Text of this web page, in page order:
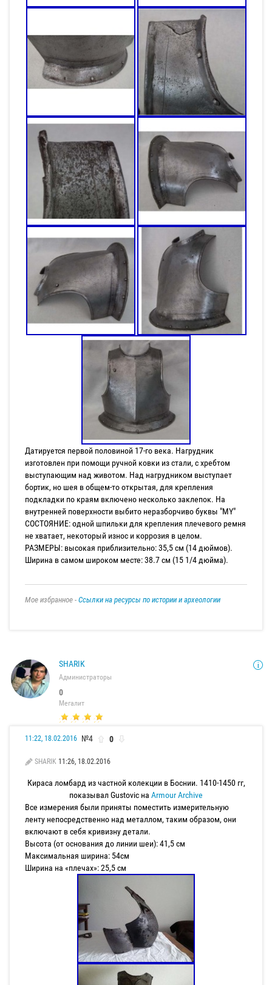
Датируется первой половиной 17-го века. Нагрудник
изготовлен при помощи ручной ковки из стали, с хребтом
выступающим над животом. Над нагрудником выступает
бортик, но шея в общем-то открытая, для крепления
подкладки по краям включено несколько заклепок. На
внутренней поверхности выбито неразборчиво буквы "MY"
СОСТОЯНИЕ: одной шпильки для крепления плечевого ремня
не хватает, некоторый износ и коррозия в целом.
РАЗМЕРЫ: высокая приблизительно: 35,5 см (14 дюймов).
Ширина в самом широком месте: 38.7 см (15 1/4 дюйма).
Мое избранное - Ссылки на ресурсы по истории и археологии
SHARIK
Администраторы
0
Мегалит
11:22, 18.02.2016 №4 0
SHARIK 11:26, 18.02.2016
Кираса ломбард из частной колекции в Боснии. 1410-1450 гг,
показывал Gustovic на Armour Archive
Все измерения были приняты поместить измерительную
ленту непосредственно над металлом, таким образом, они
включают в себя кривизну детали.
Высота (от основания до линии шеи): 41,5 см
Максимальная ширина: 54см
Ширина на «плечах»: 25,5 см